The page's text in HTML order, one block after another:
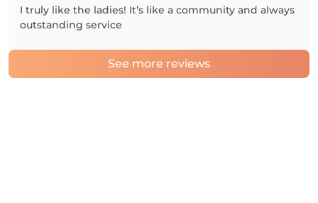
I truly like the ladies! It’s like a community and always
outstanding service
See more reviews